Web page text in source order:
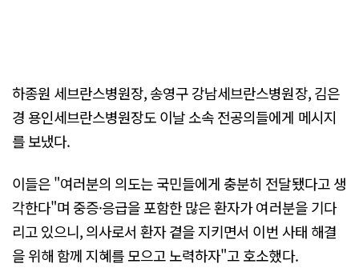
하종원 세브란스병원장, 송영구 강남세브란스병원장, 김은
경 용인세브란스병원장도 이날 소속 전공의들에게 메시지
를 보냈다.
이들은 "여러분의 의도는 국민들에게 충분히 전달됐다고 생
각한다"며 중증·응급을 포함한 많은 환자가 여러분을 기다
리고 있으니, 의사로서 환자 곁을 지키면서 이번 사태 해결
을 위해 함께 지혜를 모으고 노력하자"고 호소했다.